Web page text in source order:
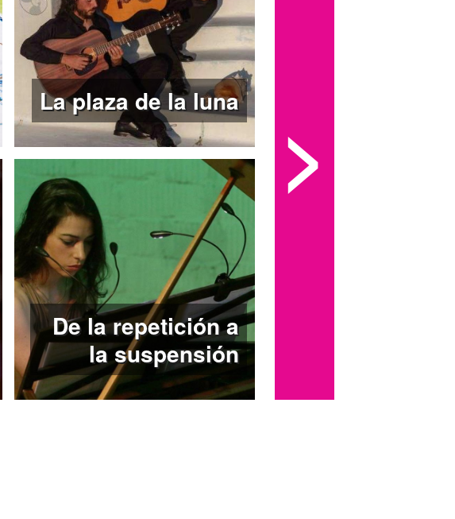
La plaza de la luna
De la repetición a
la suspensión
>